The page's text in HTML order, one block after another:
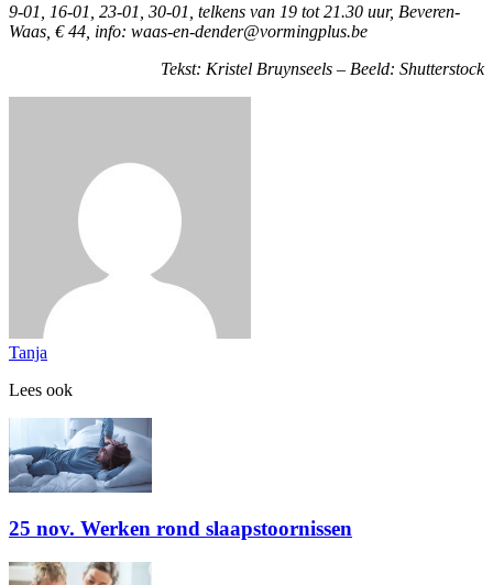
9-01, 16-01, 23-01, 30-01, telkens van 19 tot 21.30 uur, Beveren-
Waas, € 44, info: waas-en-dender@vormingplus.be
Tekst: Kristel Bruynseels – Beeld: Shutterstock
Tanja
Lees ook
25 nov. Werken rond slaapstoornissen